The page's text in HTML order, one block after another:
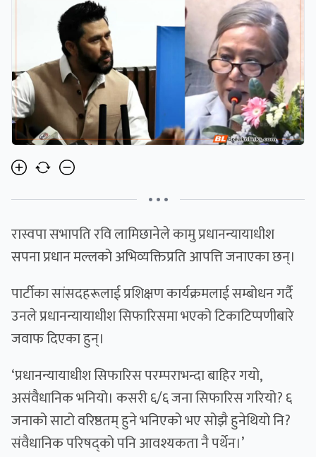
• • •
रास्वपा सभापति रवि लामिछानेले कामु प्रधानन्यायाधीश
सपना प्रधान मल्लको अभिव्यक्तिप्रति आपत्ति जनाएका छन्।
पार्टीका सांसदहरूलाई प्रशिक्षण कार्यक्रमलाई सम्बोधन गर्दै
उनले प्रधानन्यायाधीश सिफारिसमा भएको टिकाटिप्पणीबारे
जवाफ दिएका हुन्।
‘प्रधानन्यायाधीश सिफारिस परम्पराभन्दा बाहिर गयो,
असंवैधानिक भनियो। कसरी ६/६ जना सिफारिस गरियो? ६
जनाको साटो वरिष्ठतम् हुने भनिएको भए सोझै हुनेथियो नि?
संवैधानिक परिषद्को पनि आवश्यकता नै पर्थेन।’